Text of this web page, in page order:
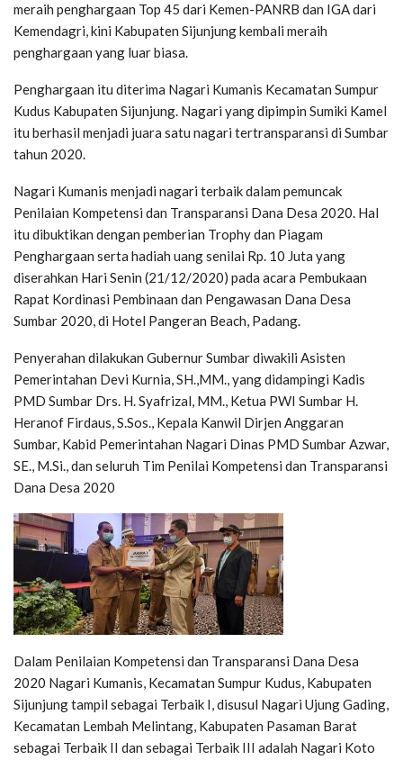
meraih penghargaan Top 45 dari Kemen-PANRB dan IGA dari
Kemendagri, kini Kabupaten Sijunjung kembali meraih
penghargaan yang luar biasa.
Penghargaan itu diterima Nagari Kumanis Kecamatan Sumpur
Kudus Kabupaten Sijunjung. Nagari yang dipimpin Sumiki Kamel
itu berhasil menjadi juara satu nagari tertransparansi di Sumbar
tahun 2020.
Nagari Kumanis menjadi nagari terbaik dalam pemuncak
Penilaian Kompetensi dan Transparansi Dana Desa 2020. Hal
itu dibuktikan dengan pemberian Trophy dan Piagam
Penghargaan serta hadiah uang senilai Rp. 10 Juta yang
diserahkan Hari Senin (21/12/2020) pada acara Pembukaan
Rapat Kordinasi Pembinaan dan Pengawasan Dana Desa
Sumbar 2020, di Hotel Pangeran Beach, Padang.
Penyerahan dilakukan Gubernur Sumbar diwakili Asisten
Pemerintahan Devi Kurnia, SH.,MM., yang didampingi Kadis
PMD Sumbar Drs. H. Syafrizal, MM., Ketua PWI Sumbar H.
Heranof Firdaus, S.Sos., Kepala Kanwil Dirjen Anggaran
Sumbar, Kabid Pemerintahan Nagari Dinas PMD Sumbar Azwar,
SE., M.Si., dan seluruh Tim Penilai Kompetensi dan Transparansi
Dana Desa 2020
Dalam Penilaian Kompetensi dan Transparansi Dana Desa
2020 Nagari Kumanis, Kecamatan Sumpur Kudus, Kabupaten
Sijunjung tampil sebagai Terbaik I, disusul Nagari Ujung Gading,
Kecamatan Lembah Melintang, Kabupaten Pasaman Barat
sebagai Terbaik II dan sebagai Terbaik III adalah Nagari Koto